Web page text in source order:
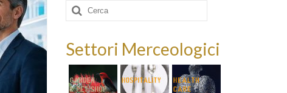
Cerca:
Settori Merceologici